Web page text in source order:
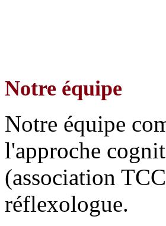
Notre équipe
Notre équipe
l'approche
(association
réflexologue.